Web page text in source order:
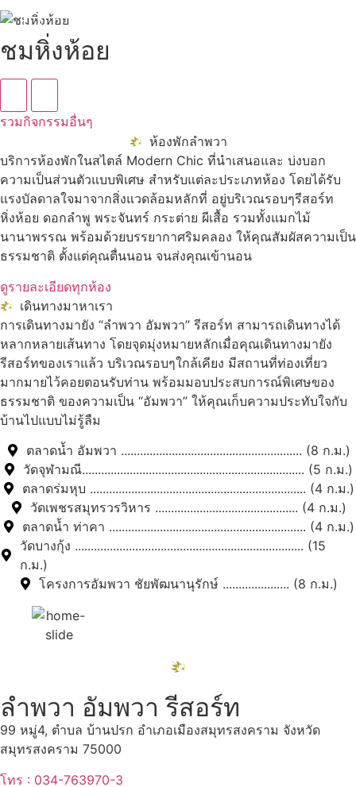
ชมหิ่งห้อย
รวมกิจกรรมอื่นๆ
ห้องพักลำพวา
บริการห้องพักในสไตล์ Modern Chic ที่นำเสนอและ บ่งบอก
ความเป็นส่วนตัวแบบพิเศษ สำหรับแต่ละประเภทห้อง โดยได้รับ
แรงบัลดาลใจมาจากสิ่งแวดล้อมหลักที่ อยู่บริเวณรอบๆรีสอร์ท
หิ่งห้อย ดอกลำพู พระจันทร์ กระต่าย ผีเสื้อ รวมทั้งแมกไม้
นานาพรรณ พร้อมด้วยบรรยากาศริมคลอง ให้คุณสัมผัสความเป็น
ธรรมชาติ ตั้งแต่คุณตื่นนอน จนส่งคุณเข้านอน
ดูรายละเอียดทุกห้อง
เดินทางมาหาเรา
การเดินทางมายัง “ลำพวา อัมพวา” รีสอร์ท สามารถเดินทางได้
หลากหลายเส้นทาง โดยจุดมุ่งหมายหลักเมื่อคุณเดินทางมายัง
รีสอร์ทของเราแล้ว บริเวณรอบๆใกล้เคียง มีสถานที่ท่องเที่ยว
มากมายไว้คอยตอนรับท่าน พร้อมมอบประสบการณ์พิเศษของ
ธรรมชาติ ของความเป็น “อัมพวา” ให้คุณเก็บความประทับใจกับ
บ้านไปแบบไม่รู้ลืม
ตลาดน้ำ อัมพวา ......................................................... (8 ก.ม.)
วัดจุฬามณี...................................................................... (5 ก.ม.)
ตลาดร่มหุบ .................................................................... (4 ก.ม.)
วัดเพชรสมุทรวรวิหาร ............................................. (4 ก.ม.)
ตลาดน้ำ ท่าคา .............................................................. (4 ก.ม.)
วัดบางกุ้ง ........................................................................ (15
ก.ม.)
โครงการอัมพวา ชัยพัฒนานุรักษ์ ..................... (8 ก.ม.)
ดูทั้งหมด
ลำพวา อัมพวา รีสอร์ท
99 หมู่4, ตำบล บ้านปรก อำเภอเมืองสมุทรสงคราม จังหวัด
สมุทรสงคราม 75000
โทร : 034-763970-3